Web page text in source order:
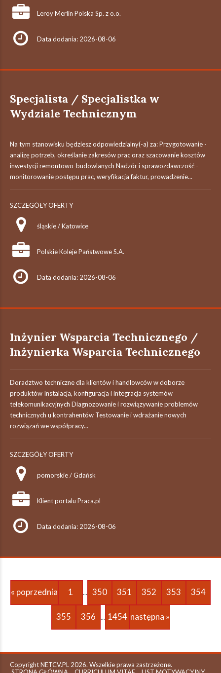
Leroy Merlin Polska Sp. z o.o.
Data dodania: 2026-08-06
Specjalista / Specjalistka w
Wydziale Technicznym
Na tym stanowisku będziesz odpowiedzialny(-a) za: Przygotowanie -
analizę potrzeb, określanie zakresów prac oraz szacowanie kosztów
inwestycji remontowo-budowlanych Nadzór i sprawozdawczość -
monitorowanie postępu prac, weryfikacja faktur, prowadzenie...
SZCZEGÓŁY OFERTY
śląskie / Katowice
Polskie Koleje Państwowe S.A.
Data dodania: 2026-08-06
Inżynier Wsparcia Technicznego /
Inżynierka Wsparcia Technicznego
Doradztwo techniczne dla klientów i handlowców w doborze
produktów Instalacja, konfiguracja i integracja systemów
telekomunikacyjnych Diagnozowanie i rozwiązywanie problemów
technicznych u kontrahentów Testowanie i wdrażanie nowych
rozwiązań we współpracy...
SZCZEGÓŁY OFERTY
pomorskie / Gdańsk
Klient portalu Praca.pl
Data dodania: 2026-08-06
« poprzednia 1 ... 350 351 352 353 354
355 356 ... 1454 następna »
Copyright NETCV.PL 2026. Wszelkie prawa zastrzeżone.